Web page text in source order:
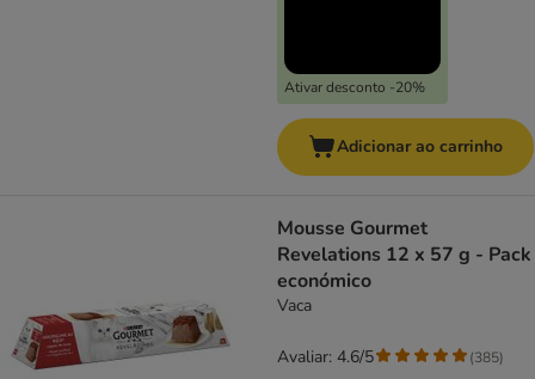
Ativar desconto -20%
Adicionar ao carrinho
Mousse Gourmet
Revelations 12 x 57 g - Pack
económico
Vaca
Avaliar: 4.6/5 (385)